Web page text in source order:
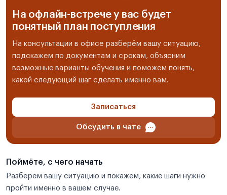
На офлайн-встрече у вас будет
понятный план поступления
На консультации в офисе разберём вашу ситуацию,
подскажем по документам и срокам, объясним
возможные варианты обучения и поможем понять,
какой следующий шаг сделать именно вам.
Записаться
Обсудить в чате
Поймёте, с чего начать
Разберём вашу ситуацию и покажем, какие шаги нужно
пройти именно в вашем случае.